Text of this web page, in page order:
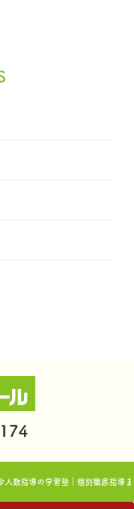
数指導の学習塾｜個別徹底指導ま